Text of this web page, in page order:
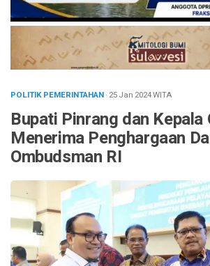
POLITIK PEMERINTAHAN· 25 Jan 2024WITA
Bupati Pinrang dan Kepala
Menerima Penghargaan
Ombudsman RI